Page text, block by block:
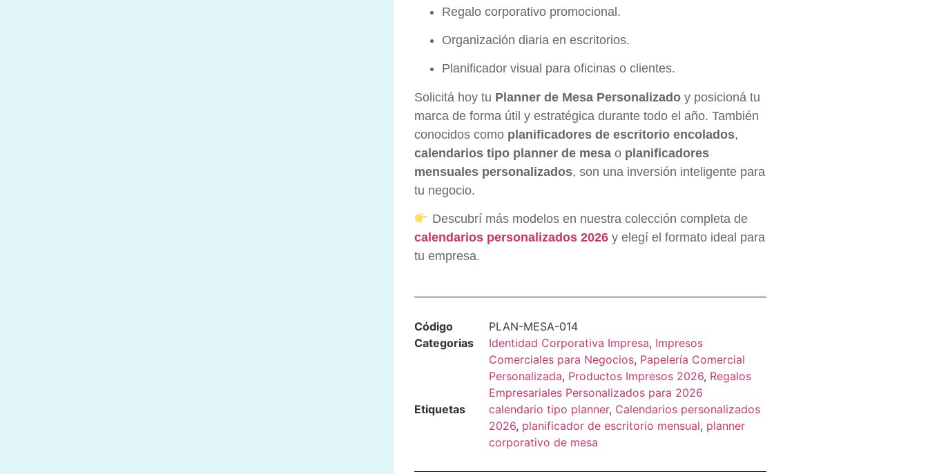
Regalo corporativo promocional.
Organización diaria en escritorios.
Planificador visual para oficinas o clientes.
Solicitá hoy tu Planner de Mesa Personalizado y posicioná tu
marca de forma útil y estratégica durante todo el año. También
conocidos como planificadores de escritorio encolados,
calendarios tipo planner de mesa o planificadores
mensuales personalizados, son una inversión inteligente para
tu negocio.
Descubrí más modelos en nuestra colección completa de
calendarios personalizados 2026 y elegí el formato ideal para
tu empresa.
Código
PLAN-MESA-014
Categorias
Identidad Corporativa Impresa, Impresos
Comerciales para Negocios, Papelería Comercial
Personalizada, Productos Impresos 2026, Regalos
Empresariales Personalizados para 2026
Etiquetas
calendario tipo planner, Calendarios personalizados
2026, planificador de escritorio mensual, planner
corporativo de mesa